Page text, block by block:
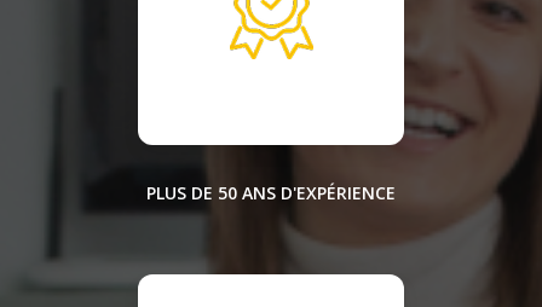
PLUS DE 50 ANS D'EXPÉRIENCE